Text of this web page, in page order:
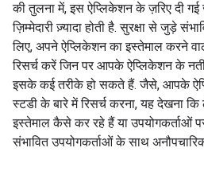
की तुलना में, इस ऐप्लिकेशन के ज़रिए दी गई
ज़िम्मेदारी ज़्यादा होती है. सुरक्षा से जुड़े
लिए, अपने ऐप्लिकेशन का इस्तेमाल करने
रिसर्च करें जिन पर आपके ऐप्लिकेशन के
इसके कई तरीके हो सकते हैं. जैसे, आपके
स्टडी के बारे में रिसर्च करना, यह देखना
इस्तेमाल कैसे कर रहे हैं या उपयोगकर्ताओं
संभावित उपयोगकर्ताओं के साथ